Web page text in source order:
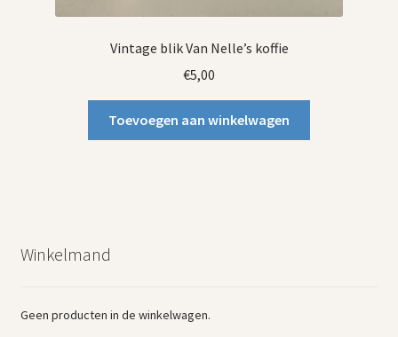
Vintage blik Van Nelle’s koffie
€5,00
Toevoegen aan winkelwagen
Winkelmand
Geen producten in de winkelwagen.